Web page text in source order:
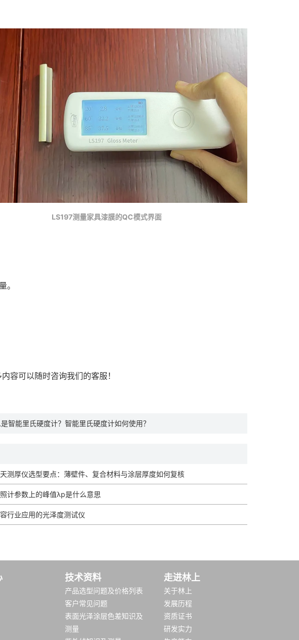
LS197测量家具漆膜的QC模式界面
。
容可以随时咨询我们的客服！
智能里氏硬度计？智能里氏硬度计如何使用？
测厚仪选型要点：薄壁件、复合材料与涂层厚度如何复核
计参数上的峰值λp是什么意思
行业应用的光泽度测试仪
技术资料
产品选型问题及价格列表
客户常见问题
表面光泽涂层色差知识及
测量
走进林上
关于林上
发展历程
资质证书
研发实力